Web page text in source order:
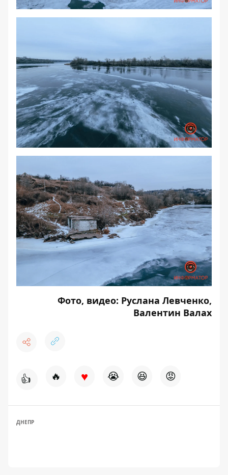
Фото, видео: Руслана Левченко,
Валентин Валах
👍 🔥 ♥ 😭 😆 😡
ДНЕПР